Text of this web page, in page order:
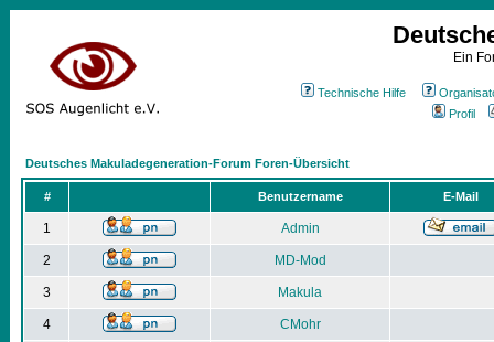
Ein
Technische Hilfe
Profil
Deutsches Makuladegeneration-Forum Foren-Übersicht
# Benutzername E-Mail
1 Admin
2 MD-Mod
3 Makula
4 CMohr